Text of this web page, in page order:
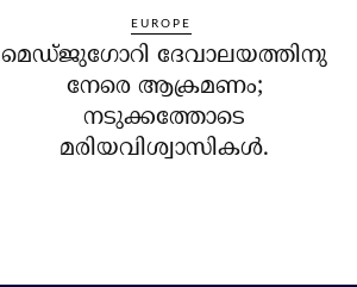
EUROPE
മെഡ്ജുഗോറി ദേവാലയത്തിനു
നേരെ ആക്രമണം;
നടുക്കത്തോടെ
മരിയവിശ്വാസികള്‍.